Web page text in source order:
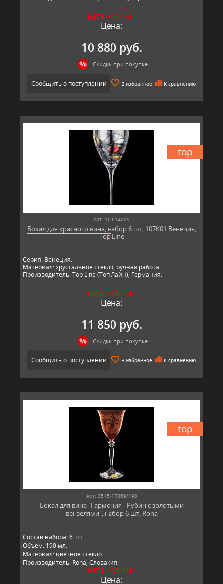
НЕТ В НАЛИЧИИ
Цена:
10 880 руб.
Скидки при покупке
Сообщить о поступлении В избранное К сравнению
top
Арт: 109-14009
Бокал для красного вина, набор 6 шт, 107K01 Венеция,
Top Line
Серия: Венеция.
Материал: хрустальное стекло, ручная работа.
Производитель: Top Line (Топ Лайн), Германия.
НЕТ В НАЛИЧИИ
Цена:
11 850 руб.
Скидки при покупке
Сообщить о поступлении В избранное К сравнению
top
Арт: 3545/17869/190
Бокал для вина "Гармония - Рубин с золотыми
вензелями", набор 6 шт, Rona
Состав набора: 6 шт.
Объём: 190 мл.
Материал: цветное стекло.
Производитель: Rona, Словакия.
НЕТ В НАЛИЧИИ
Цена: